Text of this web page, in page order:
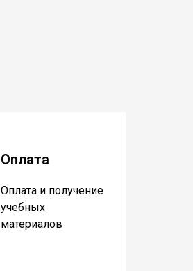
Оплата
Оплата и получение
учебных
материалов